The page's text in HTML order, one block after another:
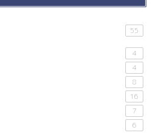
55
4
4
8
16
7
6